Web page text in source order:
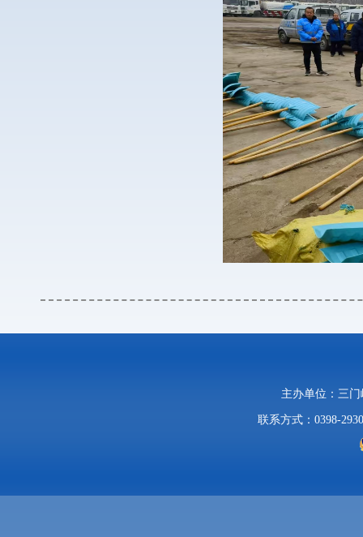
主办单位：三
联系方式：0398-